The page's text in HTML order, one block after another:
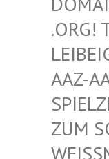
Z-
HUTZ –
GISCH